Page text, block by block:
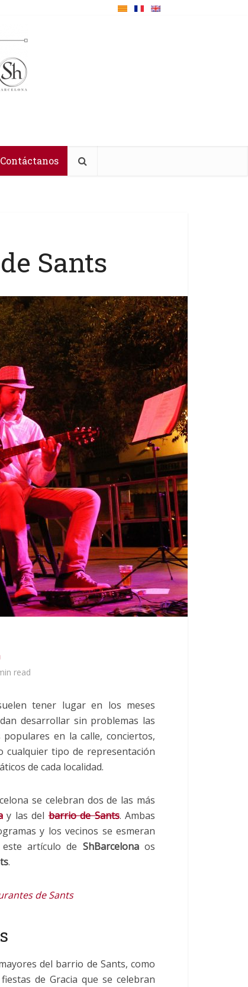
Contáctanos
Sants
read
tener lugar en los meses
desarrollar sin problemas las
en la calle, conciertos,
cualquier tipo de representación
de cada localidad.
se celebran dos de las más
y las delbarrio de Sants. Ambas
y los vecinos se esmeran
artículo de ShBarcelonaos
.
de Sants
del barrio de Sants, como
de Gracia que se celebran